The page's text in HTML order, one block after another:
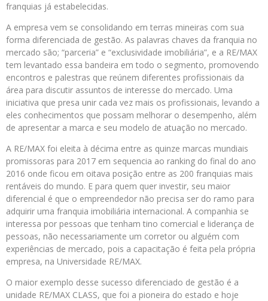
franquias já estabelecidas.
A empresa vem se consolidando em terras mineiras com sua
forma diferenciada de gestão. As palavras chaves da franquia no
mercado são; “parceria” e “exclusividade imobiliária”, e a RE/MAX
tem levantado essa bandeira em todo o segmento, promovendo
encontros e palestras que reúnem diferentes profissionais da
área para discutir assuntos de interesse do mercado. Uma
iniciativa que presa unir cada vez mais os profissionais, levando a
eles conhecimentos que possam melhorar o desempenho, além
de apresentar a marca e seu modelo de atuação no mercado.
A RE/MAX foi eleita à décima entre as quinze marcas mundiais
promissoras para 2017 em sequencia ao ranking do final do ano
2016 onde ficou em oitava posição entre as 200 franquias mais
rentáveis do mundo. E para quem quer investir, seu maior
diferencial é que o empreendedor não precisa ser do ramo para
adquirir uma franquia imobiliária internacional. A companhia se
interessa por pessoas que tenham tino comercial e liderança de
pessoas, não necessariamente um corretor ou alguém com
experiências de mercado, pois a capacitação é feita pela própria
empresa, na Universidade RE/MAX.
O maior exemplo desse sucesso diferenciado de gestão é a
unidade RE/MAX CLASS, que foi a pioneira do estado e hoje